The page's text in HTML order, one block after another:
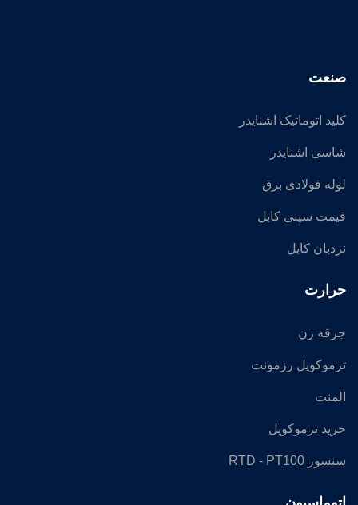
صنعت
کلید اتوماتیک اشنایدر
شاسی اشنایدر
لوله فولادی برق
قیمت سینی کابل
نردبان کابل
حرارت
جرقه زن
ترموکوپل رزمونت
المنت
خرید ترموکوپل
سنسور RTD - PT100